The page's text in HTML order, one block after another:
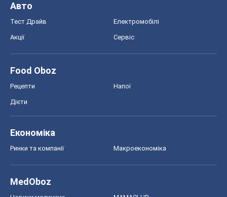
Авто
Тест Драйв Електромобілі
Акції Сервіс
Food Oboz
Рецепти Напої
Дієти
Економіка
Ринки та компанії Макроекономіка
MedOboz